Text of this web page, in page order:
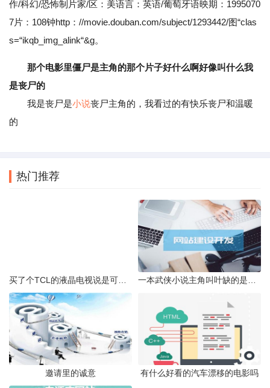
作/科幻/恐怖制片家/区：美语言：英语/葡萄牙语映期：1995070
7片：108钟http：//movie.douban.com/subject/1293442/图“clas
s=“ikqb_img_alink“&g。
那个电影里僵尸是主角的那个片子好什么啊好像叫什么我
是丧尸的
我是丧尸是小说丧尸主角的，我看过的有快乐丧尸和温暖
的
热门推荐
邀请里的诚意 有什么好看的汽车漂移的电影吗